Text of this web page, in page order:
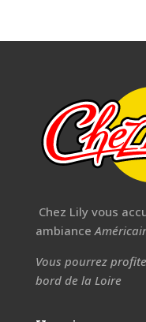
Chez Lily vous
ambiance
Vous pourrez
bord de la Loire